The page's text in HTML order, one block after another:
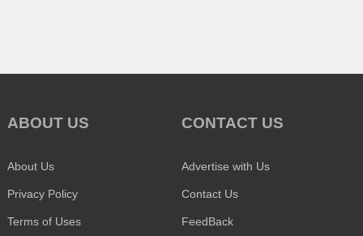
ABOUT US
About Us
Privacy Policy
Terms of Uses
CONTACT US
Advertise with Us
Contact Us
FeedBack